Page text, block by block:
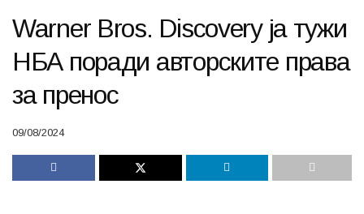
Warner Bros. Discovery ја тужи
НБА поради авторските права
за пренос
09/08/2024